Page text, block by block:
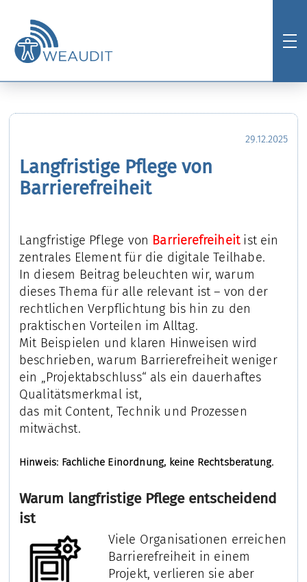
29.12.2025
Langfristige Pflege von
Barrierefreiheit
Langfristige Pflege von Barrierefreiheitist ein
zentrales Element für die digitale Teilhabe.
In diesem Beitrag beleuchten wir, warum
dieses Thema für alle relevant ist – von der
rechtlichen Verpflichtung bis hin zu den
praktischen Vorteilen im Alltag.
Mit Beispielen und klaren Hinweisen wird
beschrieben, warum Barrierefreiheit weniger
ein „Projektabschluss“ als ein dauerhaftes
Qualitätsmerkmal ist,
das mit Content, Technik und Prozessen
mitwächst.
Hinweis: Fachliche Einordnung, keine Rechtsberatung.
Warum langfristige Pflege entscheidend
ist
Viele Organisationen erreichen
Barrierefreiheit in einem
Projekt, verlieren sie aber